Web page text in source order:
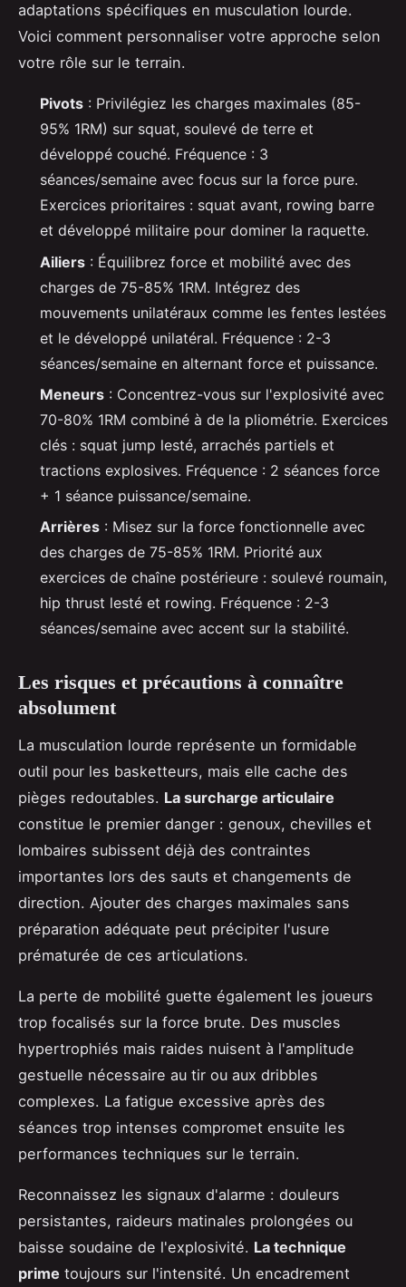
adaptations spécifiques en musculation lourde.
Voici comment personnaliser votre approche selon
votre rôle sur le terrain.
Pivots : Privilégiez les charges maximales (85-
95% 1RM) sur squat, soulevé de terre et
développé couché. Fréquence : 3
séances/semaine avec focus sur la force pure.
Exercices prioritaires : squat avant, rowing barre
et développé militaire pour dominer la raquette.
Ailiers : Équilibrez force et mobilité avec des
charges de 75-85% 1RM. Intégrez des
mouvements unilatéraux comme les fentes lestées
et le développé unilatéral. Fréquence : 2-3
séances/semaine en alternant force et puissance.
Meneurs : Concentrez-vous sur l'explosivité avec
70-80% 1RM combiné à de la pliométrie. Exercices
clés : squat jump lesté, arrachés partiels et
tractions explosives. Fréquence : 2 séances force
+ 1 séance puissance/semaine.
Arrières : Misez sur la force fonctionnelle avec
des charges de 75-85% 1RM. Priorité aux
exercices de chaîne postérieure : soulevé roumain,
hip thrust lesté et rowing. Fréquence : 2-3
séances/semaine avec accent sur la stabilité.
Les risques et précautions à connaître
absolument
La musculation lourde représente un formidable
outil pour les basketteurs, mais elle cache des
pièges redoutables. La surcharge articulaire
constitue le premier danger : genoux, chevilles et
lombaires subissent déjà des contraintes
importantes lors des sauts et changements de
direction. Ajouter des charges maximales sans
préparation adéquate peut précipiter l'usure
prématurée de ces articulations.
La perte de mobilité guette également les joueurs
trop focalisés sur la force brute. Des muscles
hypertrophiés mais raides nuisent à l'amplitude
gestuelle nécessaire au tir ou aux dribbles
complexes. La fatigue excessive après des
séances trop intenses compromet ensuite les
performances techniques sur le terrain.
Reconnaissez les signaux d'alarme : douleurs
persistantes, raideurs matinales prolongées ou
baisse soudaine de l'explosivité. La technique
prime toujours sur l'intensité. Un encadrement